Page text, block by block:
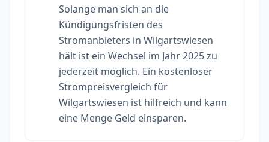
Solange man sich an die
Kündigungsfristen des
Stromanbieters in Wilgartswiesen
hält ist ein Wechsel im Jahr 2025 zu
jederzeit möglich. Ein kostenloser
Strompreisvergleich für
Wilgartswiesen ist hilfreich und kann
eine Menge Geld einsparen.